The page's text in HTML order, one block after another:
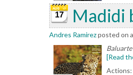
17 Madidi
Andres Ramirezposted on
[Read
Actions: